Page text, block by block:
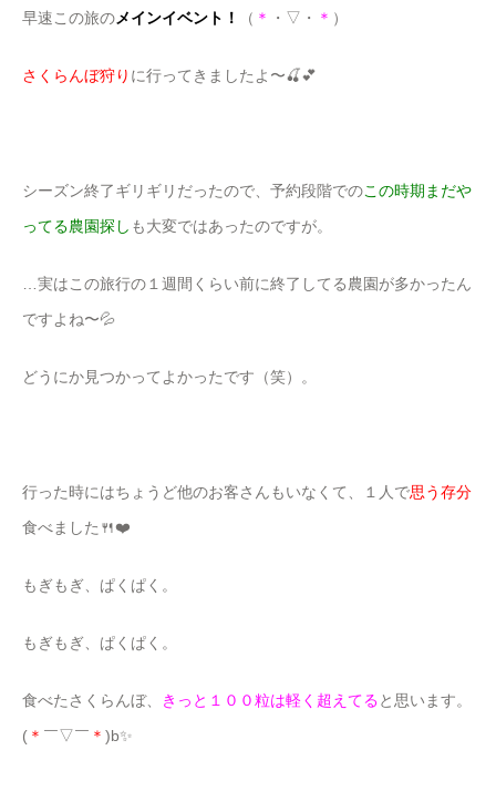
早速この旅のメインイベント！ （ ＊ ・▽・ ＊ ）
さくらんぼ狩り に行ってきましたよ〜🍒💕
シーズン終了ギリギリだったので、予約段階でのこの時期まだや
ってる農園探し も大変ではあったのですが。
…実はこの旅行の１週間くらい前に終了してる農園が多かったん
ですよね〜💦
どうにか見つかってよかったです（笑）。
行った時にはちょうど他のお客さんもいなくて、１人で思う存分
食べました🍴❤️
もぎもぎ、ぱくぱく。
もぎもぎ、ぱくぱく。
食べたさくらんぼ、 きっと１００粒は軽く超えてると思います。
( ＊ ￣▽￣ ＊ )b✨